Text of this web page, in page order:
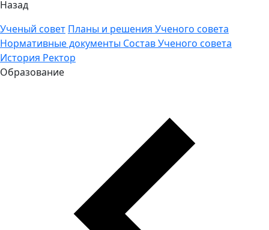
Назад
Ученый совет Планы и решения Ученого совета
Нормативные документы Состав Ученого совета
История Ректор
Образование